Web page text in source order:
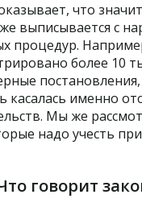
что
выписывается с
процедур.
более 10
касалась именно
Мы же
надо учесть
говорит